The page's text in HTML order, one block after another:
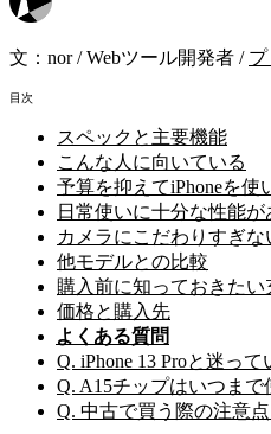
文： nor /Webツール開発者 /
目次
スペックと主要機能
こんな人に向いている
予算を抑えてiPhoneを使
日常使いに十分な性能
カメラにこだわりすぎな
他モデルとの比較
購入前に知っておきたい
価格と購入先
よくある質問
Q. iPhone 13 Proと迷って
Q. A15チップはいつまで
Q. 中古で買う際の注意点